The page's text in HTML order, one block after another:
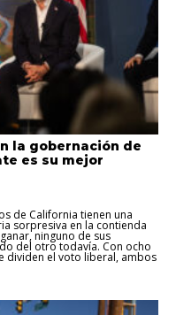
la gobernación de
es su mejor
de California tienen una
sorpresiva en la contienda
ninguno de sus
del otro todavía. Con ocho
dividen el voto liberal, ambos